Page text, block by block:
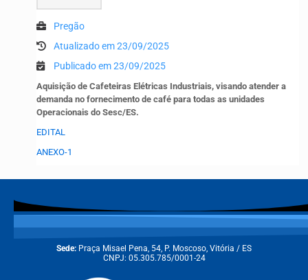
Pregão
Atualizado em 23/09/2025
Publicado em 23/09/2025
Aquisição de Cafeteiras Elétricas Industriais, visando atender a
demanda no fornecimento de café para todas as unidades
Operacionais do Sesc/ES.
EDITAL
ANEXO-1
Sede: Praça Misael Pena, 54, P. Moscoso, Vitória / ES
CNPJ: 05.305.785/0001-24